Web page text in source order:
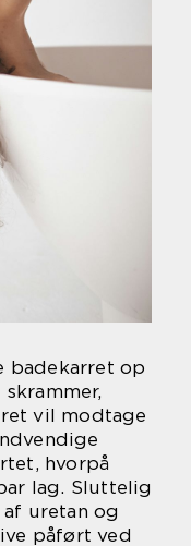
badekarret op
vil modtage
hvorpå
lag. Sluttelig
uretan og
påført ved